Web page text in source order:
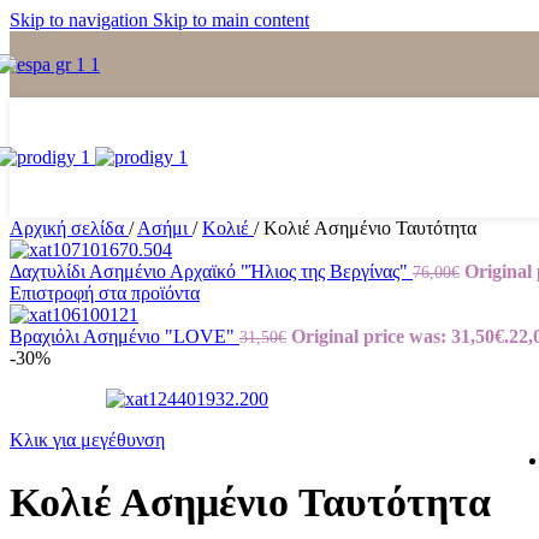
Skip to navigation Skip to main content
Αρχική σελίδα / Ασήμι / Κολιέ / Κολιέ Ασημένιο Ταυτότητα
Δαχτυλίδι Ασημένιο Αρχαϊκό "Ήλιος της Βεργίνας" 76,00€ Original
Επιστροφή στα προϊόντα
Βραχιόλι Ασημένιο "LOVE" 31,50€ Original price was: 31,50€.
-30%
Κλικ για μεγέθυνση
Κολιέ Ασημένιο Ταυτότητα